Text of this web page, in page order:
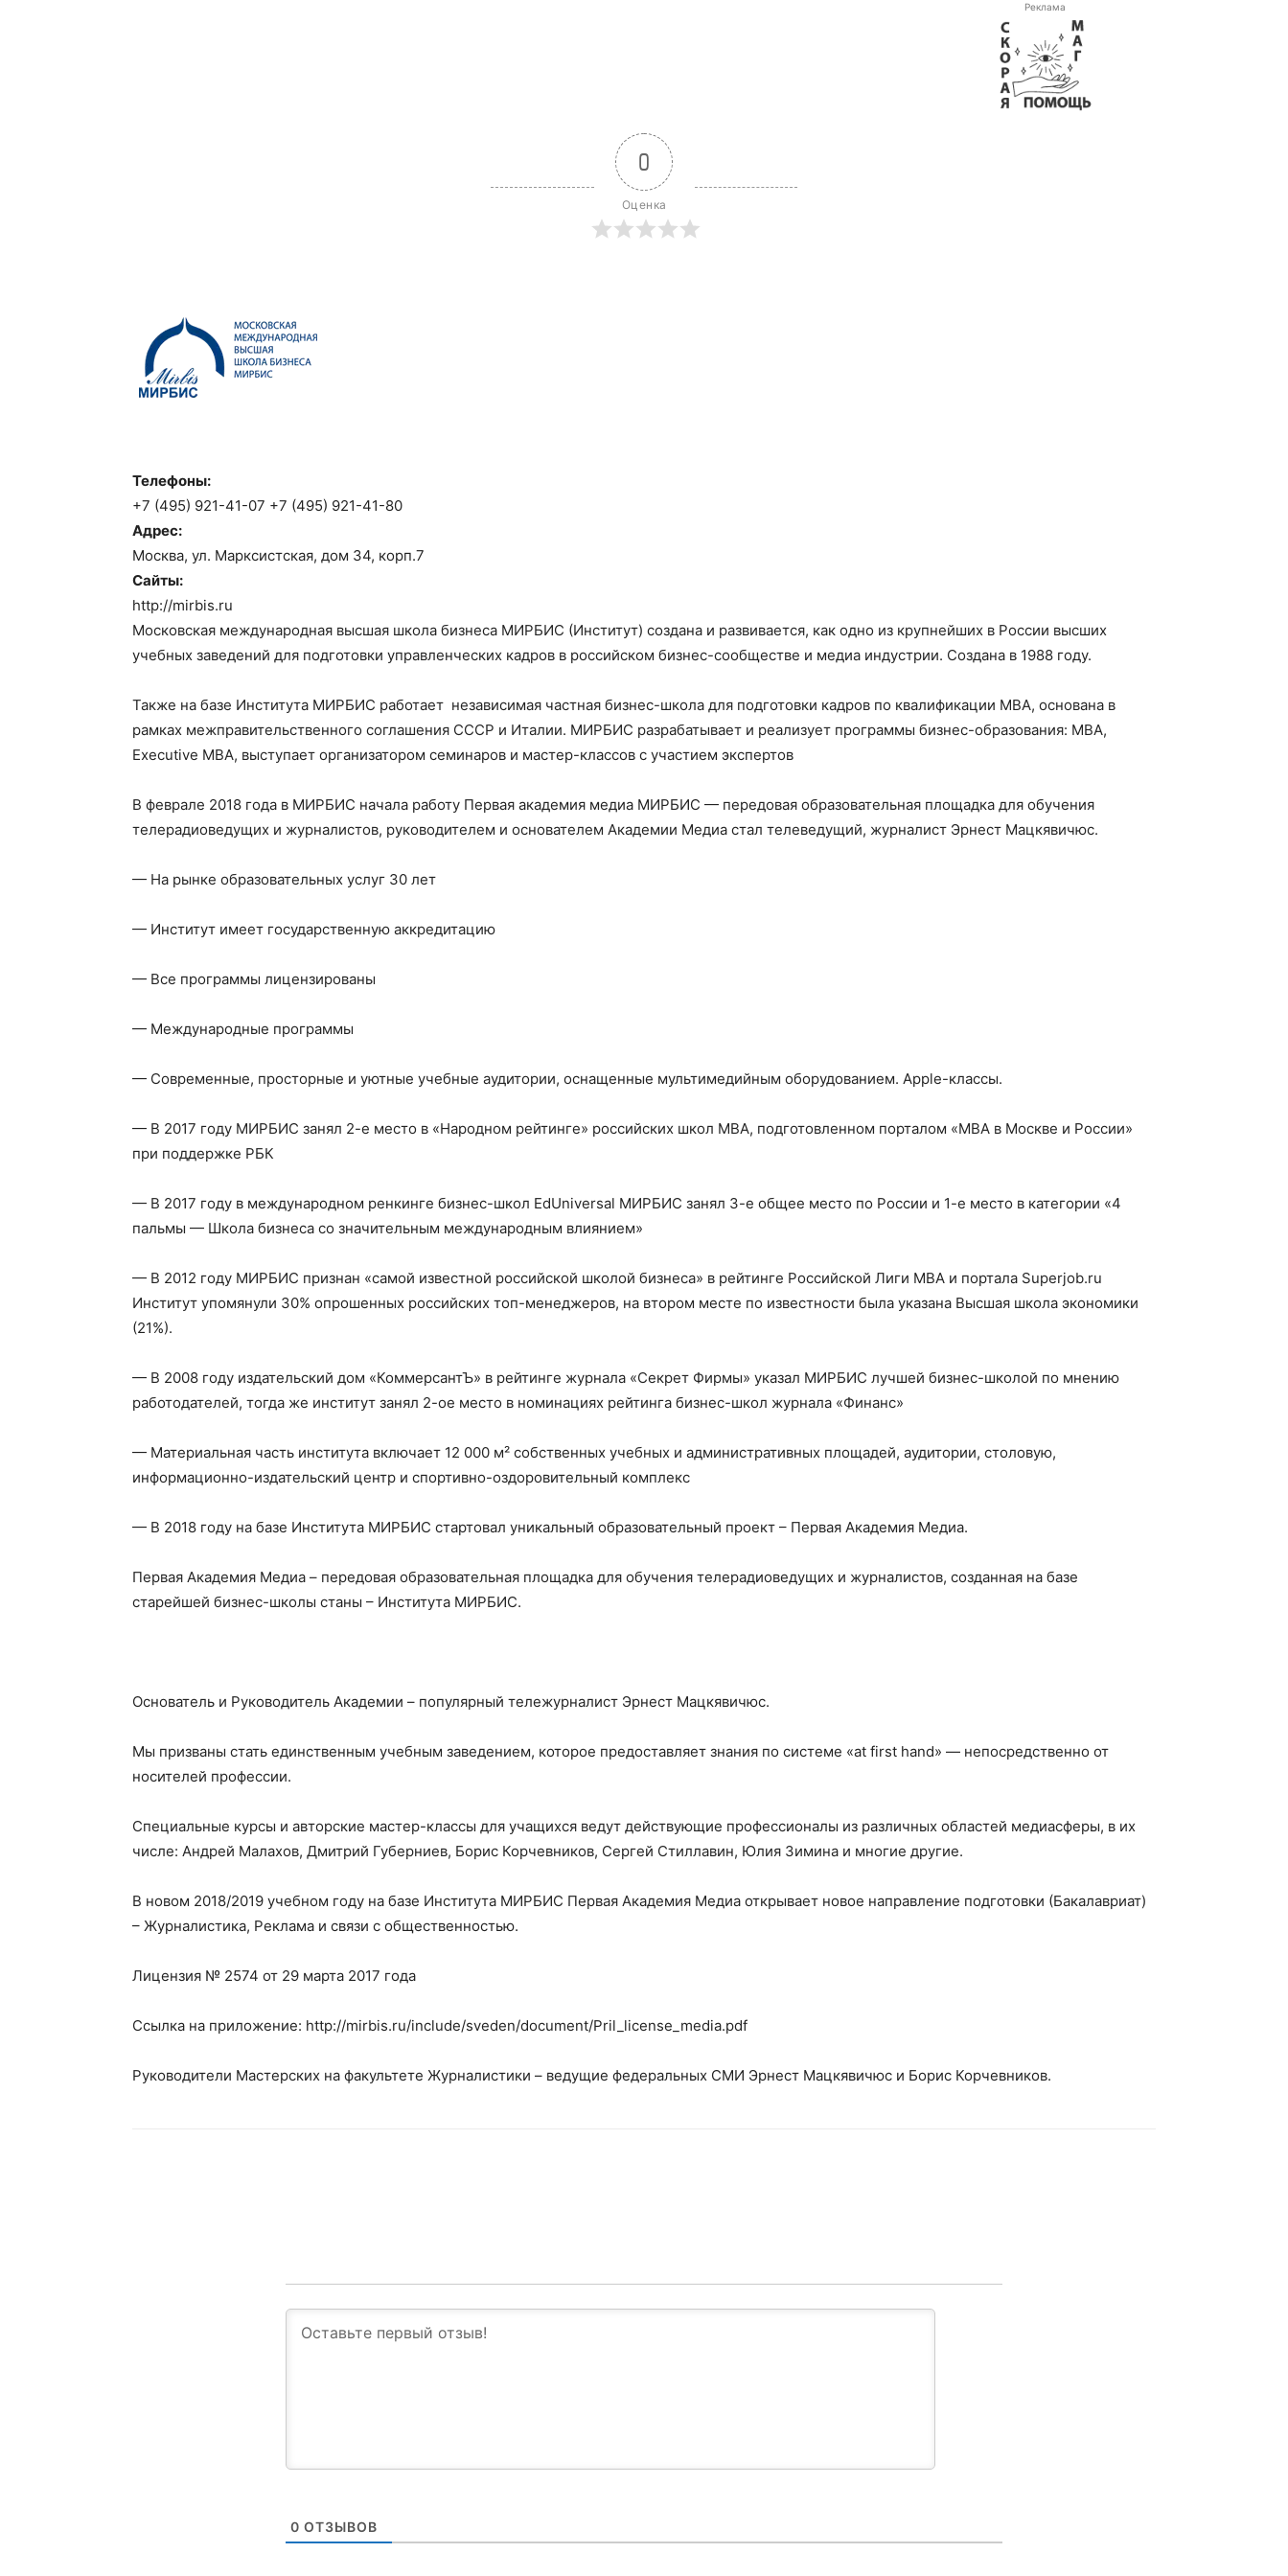
Реклама
0
Оценка
Телефоны:
+7 (495) 921-41-07 +7 (495) 921-41-80
Адрес:
Москва, ул. Марксистская, дом 34, корп.7
Сайты:
http://mirbis.ru
Московская международная высшая школа бизнеса МИРБИС (Институт) создана и развивается, как одно из крупнейших в России высших
учебных заведений для подготовки управленческих кадров в российском бизнес-сообществе и медиа индустрии. Создана в 1988 году.
Также на базе Института МИРБИС работает независимая частная бизнес-школа для подготовки кадров по квалификации MBA, основана в
рамках межправительственного соглашения СССР и Италии. МИРБИС разрабатывает и реализует программы бизнес-образования: МВА,
Executive MBA, выступает организатором семинаров и мастер-классов с участием экспертов
В феврале 2018 года в МИРБИС начала работу Первая академия медиа МИРБИС — передовая образовательная площадка для обучения
телерадиоведущих и журналистов, руководителем и основателем Академии Медиа стал телеведущий, журналист Эрнест Мацкявичюс.
— На рынке образовательных услуг 30 лет
— Институт имеет государственную аккредитацию
— Все программы лицензированы
— Международные программы
— Современные, просторные и уютные учебные аудитории, оснащенные мультимедийным оборудованием. Apple-классы.
— В 2017 году МИРБИС занял 2-е место в «Народном рейтинге» российских школ МВА, подготовленном порталом «МВА в Москве и России»
при поддержке РБК
— В 2017 году в международном ренкинге бизнес-школ EdUniversal МИРБИС занял 3-е общее место по России и 1-е место в категории «4
пальмы — Школа бизнеса со значительным международным влиянием»
— В 2012 году МИРБИС признан «самой известной российской школой бизнеса» в рейтинге Российской Лиги MBA и портала Superjob.ru
Институт упомянули 30% опрошенных российских топ-менеджеров, на втором месте по известности была указана Высшая школа экономики
(21%).
— В 2008 году издательский дом «КоммерсантЪ» в рейтинге журнала «Секрет Фирмы» указал МИРБИС лучшей бизнес-школой по мнению
работодателей, тогда же институт занял 2-ое место в номинациях рейтинга бизнес-школ журнала «Финанс»
— Материальная часть института включает 12 000 м² собственных учебных и административных площадей, аудитории, столовую,
информационно-издательский центр и спортивно-оздоровительный комплекс
— В 2018 году на базе Института МИРБИС стартовал уникальный образовательный проект – Первая Академия Медиа.
Первая Академия Медиа – передовая образовательная площадка для обучения телерадиоведущих и журналистов, созданная на базе
старейшей бизнес-школы станы – Института МИРБИС.
Основатель и Руководитель Академии – популярный тележурналист Эрнест Мацкявичюс.
Мы призваны стать единственным учебным заведением, которое предоставляет знания по системе «at first hand» — непосредственно от
носителей профессии.
Специальные курсы и авторские мастер-классы для учащихся ведут действующие профессионалы из различных областей медиасферы, в их
числе: Андрей Малахов, Дмитрий Губерниев, Борис Корчевников, Сергей Стиллавин, Юлия Зимина и многие другие.
В новом 2018/2019 учебном году на базе Института МИРБИС Первая Академия Медиа открывает новое направление подготовки (Бакалавриат)
– Журналистика, Реклама и связи с общественностью.
Лицензия № 2574 от 29 марта 2017 года
Ссылка на приложение: http://mirbis.ru/include/sveden/document/Pril_license_media.pdf
Руководители Мастерских на факультете Журналистики – ведущие федеральных СМИ Эрнест Мацкявичюс и Борис Корчевников.
0 ОТЗЫВОВ